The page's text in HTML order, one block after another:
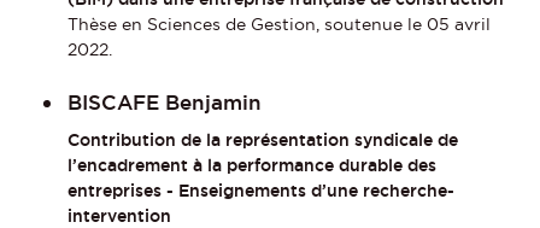
Thèse en Sciences de Gestion, soutenue le 05 avril
2022.
BISCAFE Benjamin
Contribution de la représentation syndicale de
l’encadrement à la performance durable des
entreprises - Enseignements d’une recherche-
intervention